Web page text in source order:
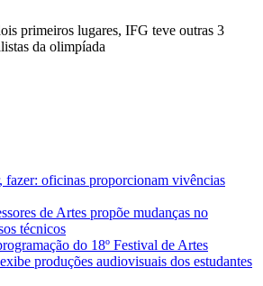
primeiros lugares, IFG teve outras 3
da olimpíada
fazer: oficinas proporcionam vivências
de Artes propõe mudanças no
técnicos
do 18º Festival de Artes
produções audiovisuais dos estudantes